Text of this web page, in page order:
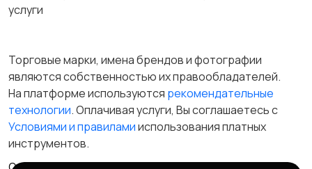
услуги
Торговые марки, имена брендов и фотографии
являются собственностью их правообладателей.
На платформе используются рекомендательные
технологии. Оплачивая услуги, Вы соглашаетесь c
Условиями и правиламииспользования платных
инструментов.